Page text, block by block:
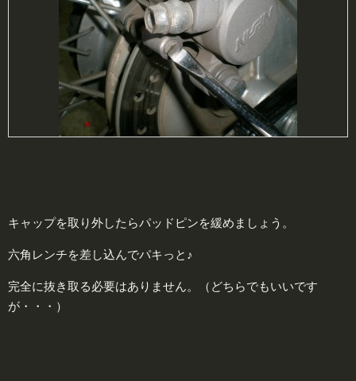
キャップを取り外したらパッドピンを緩めましょう。
六角レンチを差し込んでパキっと♪
完全に抜き取る必要はありません。（どちらでもいいです
が・・・）